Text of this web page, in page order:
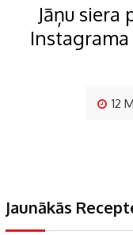
Jāņu siera
12
Jaunākās